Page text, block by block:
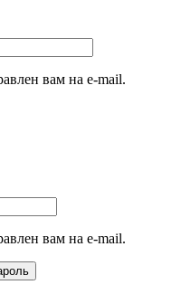
вам на e-mail.
вам на e-mail.